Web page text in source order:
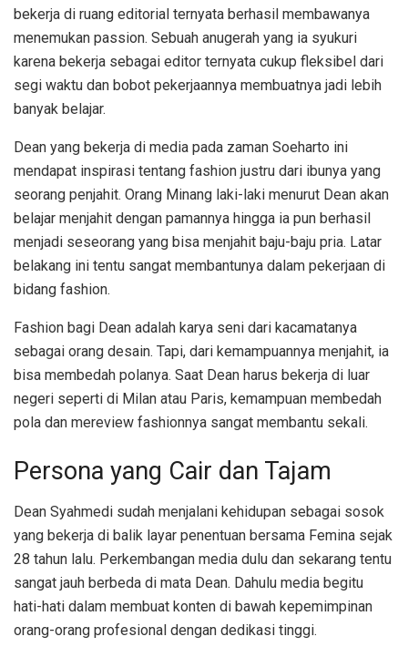
bekerja di ruang editorial ternyata berhasil membawanya
menemukan passion. Sebuah anugerah yang ia syukuri
karena bekerja sebagai editor ternyata cukup fleksibel dari
segi waktu dan bobot pekerjaannya membuatnya jadi lebih
banyak belajar.
Dean yang bekerja di media pada zaman Soeharto ini
mendapat inspirasi tentang fashion justru dari ibunya yang
seorang penjahit. Orang Minang laki-laki menurut Dean akan
belajar menjahit dengan pamannya hingga ia pun berhasil
menjadi seseorang yang bisa menjahit baju-baju pria. Latar
belakang ini tentu sangat membantunya dalam pekerjaan di
bidang fashion.
Fashion bagi Dean adalah karya seni dari kacamatanya
sebagai orang desain. Tapi, dari kemampuannya menjahit, ia
bisa membedah polanya. Saat Dean harus bekerja di luar
negeri seperti di Milan atau Paris, kemampuan membedah
pola dan mereview fashionnya sangat membantu sekali.
Persona yang Cair dan Tajam
Dean Syahmedi sudah menjalani kehidupan sebagai sosok
yang bekerja di balik layar penentuan bersama Femina sejak
28 tahun lalu. Perkembangan media dulu dan sekarang tentu
sangat jauh berbeda di mata Dean. Dahulu media begitu
hati-hati dalam membuat konten di bawah kepemimpinan
orang-orang profesional dengan dedikasi tinggi.